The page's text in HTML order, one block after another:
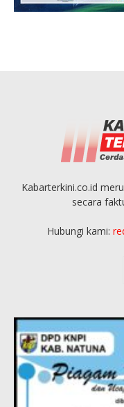
Kabarterkini.co.id
secara
Hubungi kami: